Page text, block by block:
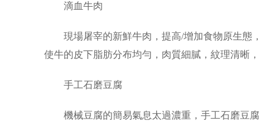
滴血牛肉
現場屠宰的新鮮牛肉，提高/增加食物原生態，
使牛的皮下脂肪分布均勻，肉質細膩，紋理清晰
手工石磨豆腐
機械豆腐的簡易氣息太過濃重，手工石磨豆腐